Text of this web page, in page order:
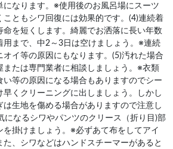
になります。※使用後のお風呂場にスーツ
こともシワ回復には効果的です。(4)連続着
命を短くします。綺麗でお洒落に長い年数
用まで、中2～3日は空けましょう。※連続
イ等の原因にもなります。(5)汚れた場合
または専門業者に相談しましょう。※衣類
等の原因になる場合もありますのでシー
早くクリーニングに出しましょう。しかし
は生地を傷める場合がありますので注意し
になるシワやパンツのクリース（折り目)部
を掛けましょう。※必ずあて布をしてアイ
た、シワなどはハンドスチーマーがあると